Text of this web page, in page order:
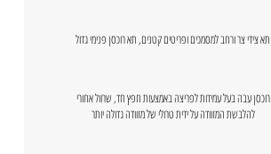
תא צידי צר ורחב למסמכים ופריטים קטנים, תא רוכסן פנימי גדול
רוכסן עבה בעל עמידות לפריצה באמצעות חפץ חד, שרוול אחורי
להלבשת המזוודה על ידית טרולי של מזוודה גדולה יותר